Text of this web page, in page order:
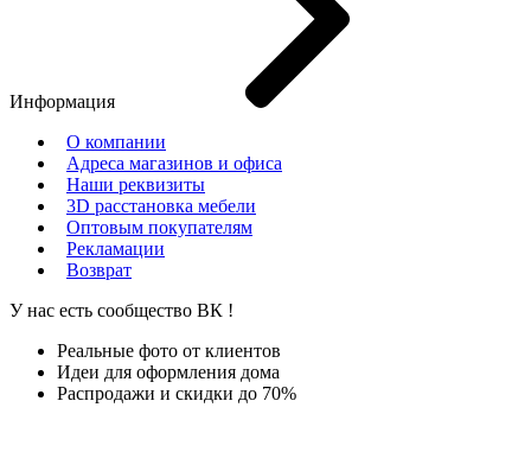
Информация
О компании
Адреса магазинов и офиса
Наши реквизиты
3D расстановка мебели
Оптовым покупателям
Рекламации
Возврат
У нас есть сообщество ВК !
Реальные фото от клиентов
Идеи для оформления дома
Распродажи и скидки до 70%